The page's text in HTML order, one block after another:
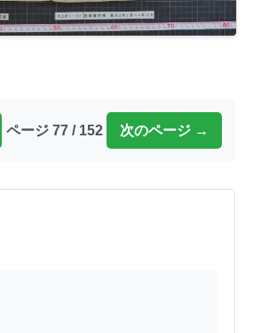
ページ 77 / 152 次のページ →